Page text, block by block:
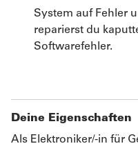
System auf Fehler
reparierst du
Softwarefehler.
Deine Eigenschaften
Als Elektroniker/-in für